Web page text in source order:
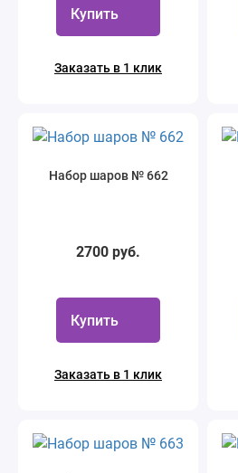
Купить
Заказать в 1 клик
Набор шаров № 662
2700 руб.
Купить
Заказать в 1 клик